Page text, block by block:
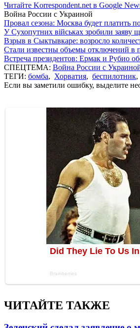
Читайте Korrespondent.net в Google
Война России с Украиной
Провал сезона: Москва будет платить
У Сухопутних військах зробили заяву
Взрыв в Сыктывкаре: возросло
Стали известны объемы отключений в
Встреча президентов: Ермак и Рубио
СПЕЦТЕМА: Война России с
ТЕГИ: бомба, Хорватия, беспилотник,
Если вы заметили ошибку, выделите
ЧИТАЙТЕ ТАКЖЕ